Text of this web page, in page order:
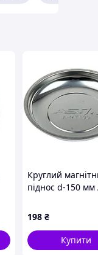
Круглий
піднос d-150 мм
198 ₴
Купити